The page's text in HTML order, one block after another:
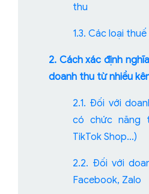
thu
1.3. Các loại
2. Cách xác định
doanh thu từ nhiều
2.1. Đối với
có chức năng
TikTok Shop…)
2.2. Đối với
Facebook, Zalo